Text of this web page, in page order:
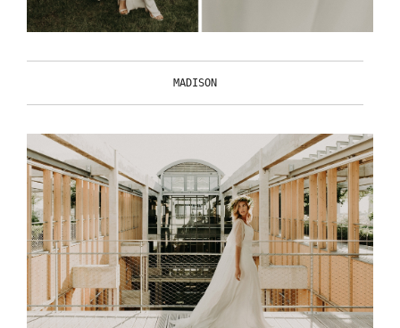
MADISON